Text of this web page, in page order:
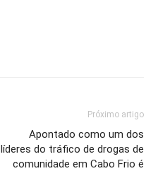
Próximo artigo
Apontado como um dos
líderes do tráfico de drogas de
comunidade em Cabo Frio é